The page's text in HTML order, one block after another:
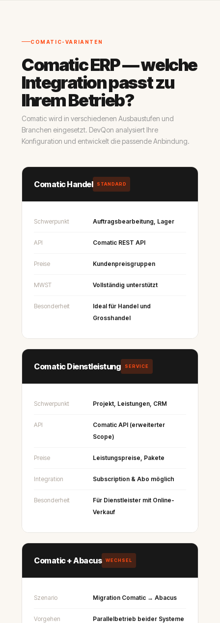
COMATIC-VARIANTEN
Comatic ERP — welche
Integration passt zu
Ihrem Betrieb?
Comatic wird in verschiedenen Ausbaustufen und
Branchen eingesetzt. DevQon analysiert Ihre
Konfiguration und entwickelt die passende Anbindung.
Comatic Handel STANDARD
Schwerpunkt Auftragsbearbeitung, Lager
API Comatic REST API
Preise Kundenpreisgruppen
MWST Vollständig unterstützt
Besonderheit
Ideal für Handel und
Grosshandel
Comatic Dienstleistung SERVICE
Schwerpunkt Projekt, Leistungen, CRM
API
Comatic API (erweiterter
Scope)
Preise Leistungspreise, Pakete
Integration Subscription & Abo möglich
Besonderheit
Für Dienstleister mit Online-
Verkauf
Comatic + Abacus WECHSEL
Szenario Migration Comatic → Abacus
Vorgehen Parallelbetrieb beider Systeme